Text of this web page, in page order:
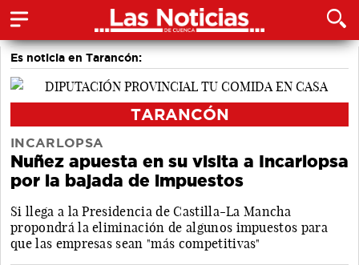
Es noticia en Tarancón:
TARANCÓN
INCARLOPSA
Nuñez apuesta en su visita a Incarlopsa
por la bajada de impuestos
Si llega a la Presidencia de Castilla-La Mancha
propondrá la eliminación de algunos impuestos para
que las empresas sean "más competitivas"